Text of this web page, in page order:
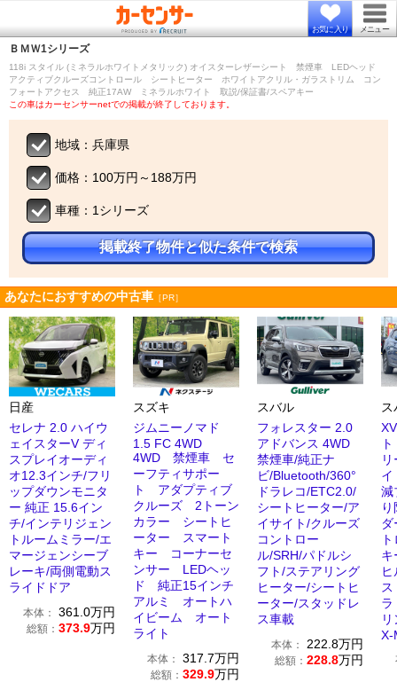
お気に入り メニュー
ＢＭＷ1シリーズ
118i スタイル (ミネラルホワイトメタリック) オイスターレザーシート 禁煙車 LEDヘッド
アクティブクルーズコントロール シートヒーター ホワイトアクリル・ガラストリム コン
フォートアクセス 純正17AW ミネラルホワイト 取説/保証書/スペアキー
この車はカーセンサーnetでの掲載が終了しております。
地域：兵庫県
価格：100万円～188万円
車種：1シリーズ
掲載終了物件と似た条件で検索
あなたにおすすめの中古車 ［PR］
日産
セレナ 2.0 ハイウ
ェイスターV ディ
スプレイオーディ
オ12.3インチ/フリ
ップダウンモニタ
ー 純正 15.6イン
チ/インテリジェン
トルームミラー/エ
マージェンシーブ
レーキ/両側電動ス
ライドドア
本体： 361.0万円
総額： 373.9万円
スズキ
ジムニーノマド
1.5 FC 4WD
4WD 禁煙車 セ
ーフティサポー
ト アダプティブ
クルーズ 2トーン
カラー シートヒ
ーター スマート
キー コーナーセ
ンサー LEDヘッ
ド 純正15インチ
アルミ オートハ
イビーム オート
ライト
本体： 317.7万円
総額： 329.9万円
スバル
フォレスター 2.0
アドバンス 4WD
禁煙車/純正ナ
ビ/Bluetooth/360°
ドラレコ/ETC2.0/
シートヒーター/ア
イサイト/クルーズ
コントロー
ル/SRH/パドルシ
フト/ステアリング
ヒーター/シートヒ
ーター/スタッドレ
ス車載
本体： 222.8万円
総額： 228.8万円
ス
減
X-